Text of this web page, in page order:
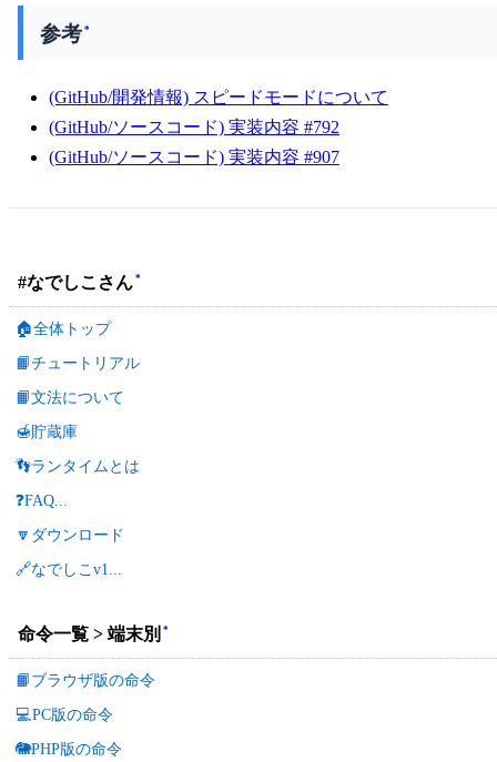
参考 *
(GitHub/開発情報) スピードモードについて
(GitHub/ソースコード) 実装内容 #792
(GitHub/ソースコード) 実装内容 #907
#なでしこさん *
🏠全体トップ
📙チュートリアル
📙文法について
🍯貯蔵庫
👣ランタイムとは
❓FAQ...
🔽ダウンロード
🔗なでしこv1...
命令一覧 > 端末別 *
📙ブラウザ版の命令
💻PC版の命令
🐘PHP版の命令